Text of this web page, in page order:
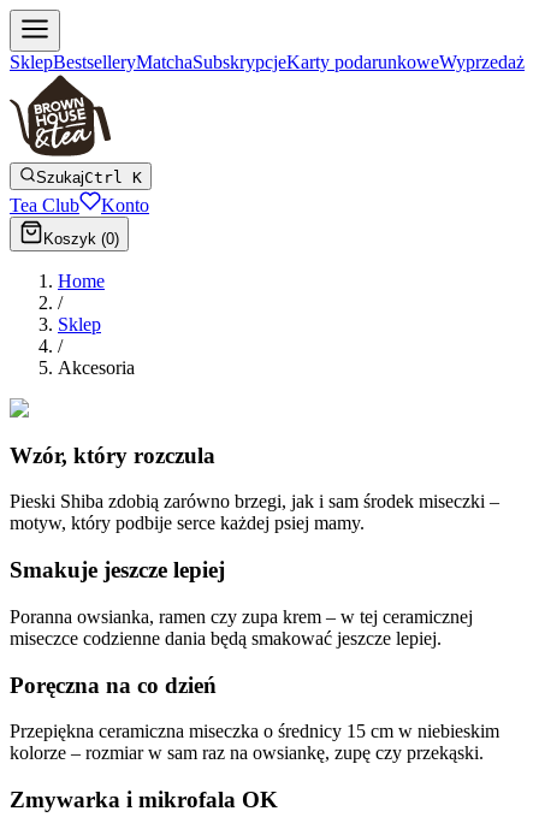
SklepBestselleryMatchaSubskrypcjeKarty podarunkoweWyprzedaż
SzukajCtrl K
Tea Club Konto
Koszyk (0)
Home
/
Sklep
/
Akcesoria
Wzór, który rozczula
Pieski Shiba zdobią zarówno brzegi, jak i sam środek miseczki –
motyw, który podbije serce każdej psiej mamy.
Smakuje jeszcze lepiej
Poranna owsianka, ramen czy zupa krem – w tej ceramicznej
miseczce codzienne dania będą smakować jeszcze lepiej.
Poręczna na co dzień
Przepiękna ceramiczna miseczka o średnicy 15 cm w niebieskim
kolorze – rozmiar w sam raz na owsiankę, zupę czy przekąski.
Zmywarka i mikrofala OK